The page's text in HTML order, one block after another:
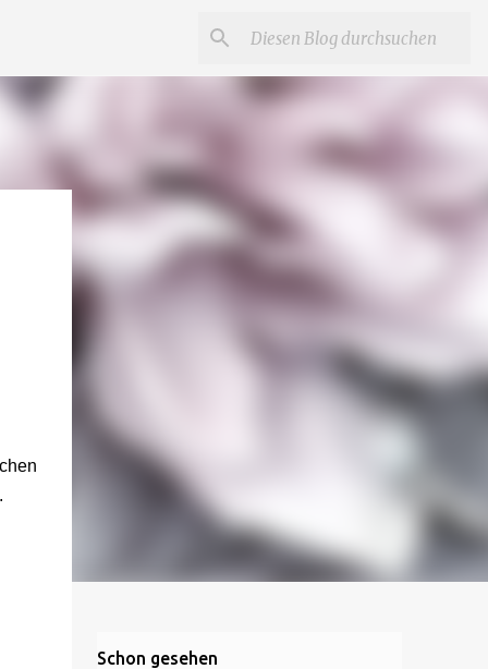
Schon gesehen